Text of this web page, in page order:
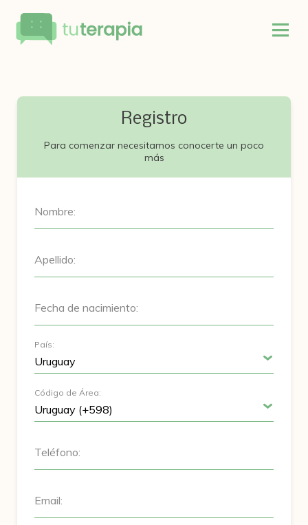
Registro
Para comenzar necesitamos conocerte un poco
más
Nombre:
Apellido:
Fecha de nacimiento:
País:
Código de Área:
Teléfono:
Email: